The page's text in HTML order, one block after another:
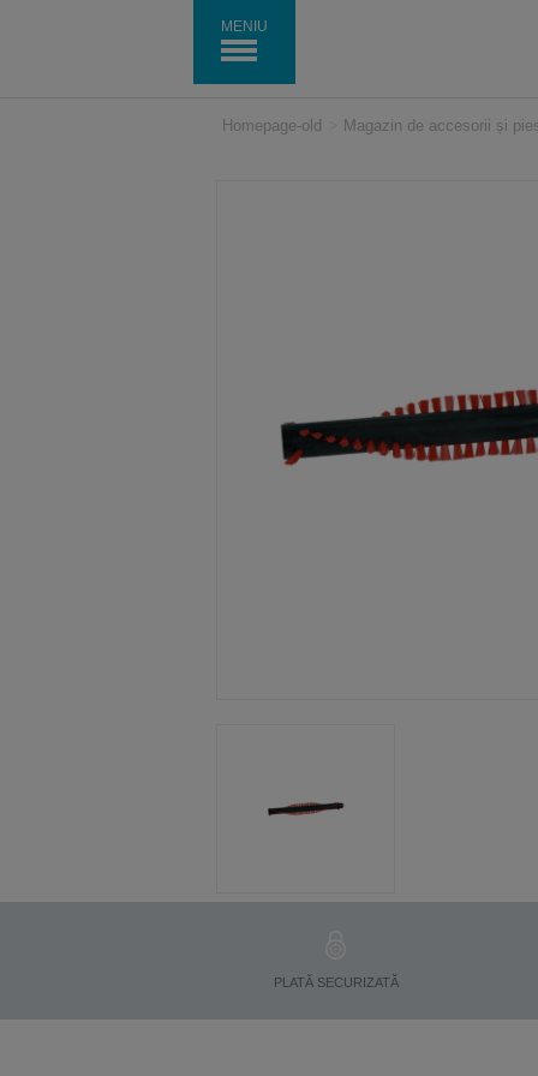
MENIU
Homepage-old Magazin de accesorii și
PLATĂ SECURIZATĂ